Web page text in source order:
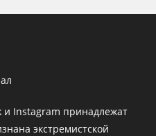
и Instagram принадлежат
экстремистской